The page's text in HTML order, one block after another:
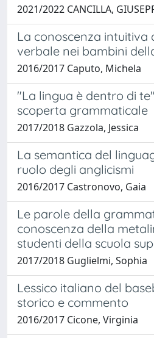
2021/2022 CANCILLA,
La conoscenza intuitiva
verbale nei bambini
2016/2017 Caputo, Michela
"La lingua è dentro di
scoperta grammaticale
2017/2018 Gazzola, Jessica
La semantica del
ruolo degli anglicismi
2016/2017 Castronovo, Gaia
Le parole della
conoscenza della
studenti della scuola
2017/2018 Guglielmi, Sophia
Lessico italiano del
storico e commento
2016/2017 Cicone, Virginia